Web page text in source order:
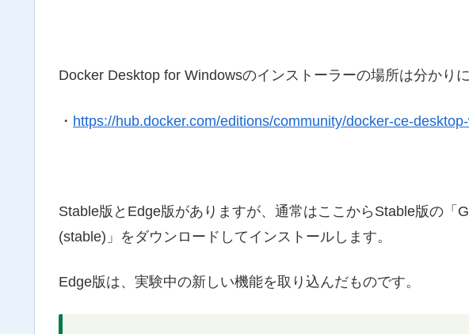
Docker Desktop for Windowsのインストーラーの場所は分かり
・ https://hub.docker.com/editions/community/docker-ce-
Stable版とEdge版がありますが、通常はここからStable版の「
(stable)」をダウンロードしてインストールします。
Edge版は、実験中の新しい機能を取り込んだものです。